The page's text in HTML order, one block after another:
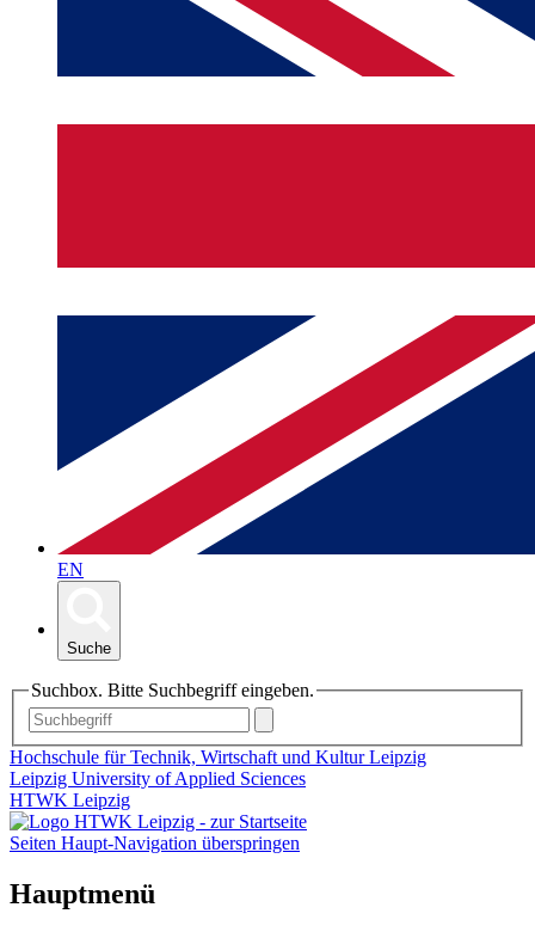
EN
Suche
Suchbox. Bitte Suchbegriff eingeben.
Hochschule für Technik, Wirtschaft und Kultur Leipzig
Leipzig University of Applied Sciences
HTWK Leipzig
Seiten Haupt-Navigation überspringen
Hauptmenü